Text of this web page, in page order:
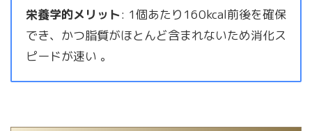
栄養学的メリット: 1個あたり160kcal前後を確保
でき、かつ脂質がほとんど含まれないため消化ス
ピードが速い 。